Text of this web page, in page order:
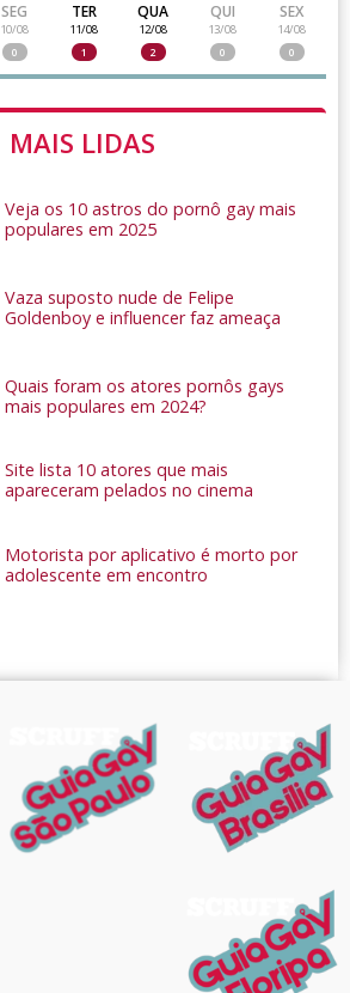
SEG
10/08
0
TER
11/08
1
QUA
12/08
2
QUI
13/08
0
SEX
14/08
0
MAIS LIDAS
Veja os 10 astros do pornô gay mais
populares em 2025
Vaza suposto nude de Felipe
Goldenboy e influencer faz ameaça
Quais foram os atores pornôs gays
mais populares em 2024?
Site lista 10 atores que mais
apareceram pelados no cinema
Motorista por aplicativo é morto por
adolescente em encontro